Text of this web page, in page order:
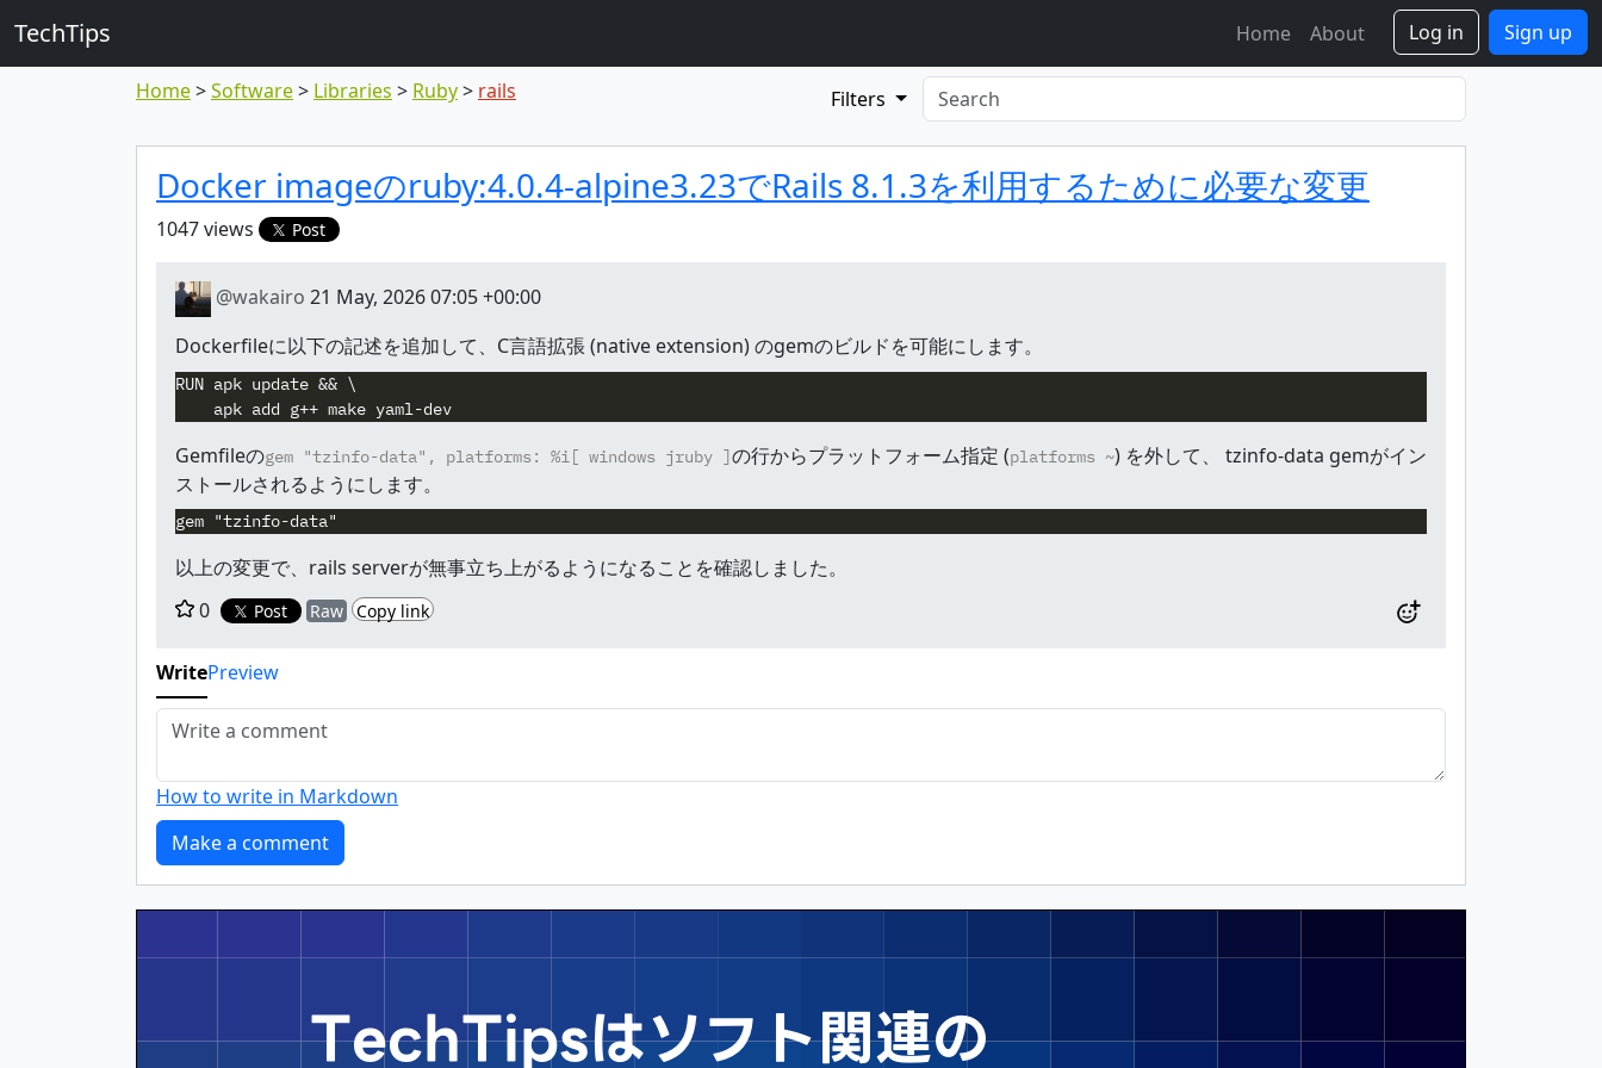
TechTips Home About Log in Sign up
Home Software Libraries Ruby rails Filters
Highlighted topic
Topic
Docker imageのruby:4.0.4-alpine3.23でRails 8.1.3を利用するために必要な変更
1047 views Post
@wakairo 21 May, 2026 07:05 +00:00
Dockerfileに以下の記述を追加して、C言語拡張 (native extension) のgemのビルドを可能にします。
RUN apk update && \
Gemfileのgem "tzinfo-data", platforms: %i[ windows jruby ]の行からプラットフォーム指定 (platforms ~) を外して、 tzinfo-data gemがイン
ストールされるようにします。
以上の変更で、rails serverが無事立ち上がるようになることを確認しました。
0
Post Raw Copy link
WritePreview
How to write in Markdown
TechTipsはソフト関連の